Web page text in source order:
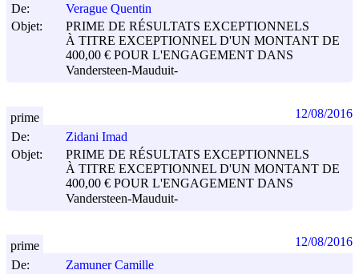
De:
Verague Quentin
Objet:
PRIME DE RÉSULTATS EXCEPTIONNELS
À TITRE EXCEPTIONNEL D'UN MONTANT DE
400,00 € POUR L'ENGAGEMENT DANS
Vandersteen-Mauduit-
De:
Zidani Imad
Objet:
PRIME DE RÉSULTATS EXCEPTIONNELS
À TITRE EXCEPTIONNEL D'UN MONTANT DE
400,00 € POUR L'ENGAGEMENT DANS
Vandersteen-Mauduit-
prime 12/08/2016
De:
Zamuner Camille
prime 12/08/2016